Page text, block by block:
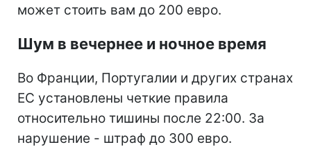
может стоить вам до 200 евро.
Шум в вечернее и ночное время
Во Франции, Португалии и других странах
ЕС установлены четкие правила
относительно тишины после 22:00. За
нарушение - штраф до 300 евро.